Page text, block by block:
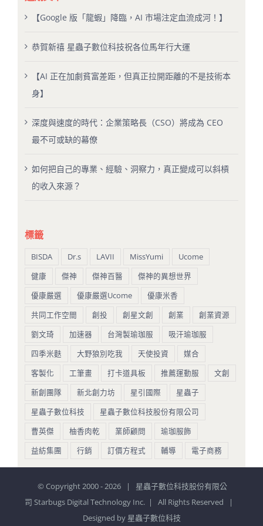
【Google 版「龍蝦」降臨，AI 市場注定血流成河！】
恭賀新禧 星蟲子數位科技祝各位馬年行大運
【AI 正在加劇貧富差距，但真正拉開距離的不是技術本
身】
深度與速度的時代：企業策略長（CSO）將成為 CEO
最不可或缺的幕僚
如何把自己的專業、經驗、洞察力，真正變成可以斜槓
的收入來源？
標籤
BISDA Dr.s LAVII MissYumi
Ucome
健康
傑神 傑神百醫
傑神的異想世界
優康嚴選
優康嚴選Ucome
優康米香
共同工作空間
創投 創星文創 創業
創業資源
劉文琦
加速器 台灣製瑜珈服
吸汗瑜珈服
四季米麩
大野狼別吃我 天使投資
媒合
客製化
工筆畫 打卡道具板 推薦運動服
文創
新創團隊
新北創力坊 星引國際
星蟲子
星蟲子數位科技
星蟲子數位科技股份有限公司
曹英傑
柚香肉乾 業師顧問
瑜珈服飾
益紡集團
行銷 訂價方程式 輔導 電子商務
© Copyright 2000 - 2026 | 星蟲子數位科技股份有限公
司 Starbugs Digital Technology Inc. | All Rights Reserved |
Designed by 星蟲子數位科技